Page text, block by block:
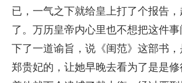
已，一气之下就给皇上打了个报告
了。万历皇帝内心里也不想把这件事
下了一道谕旨，说《闺范》这部书
郑贵妃的，让她早晚去看为了是是